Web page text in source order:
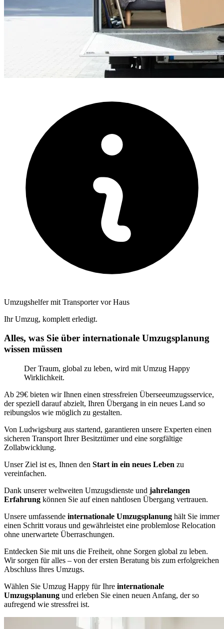
Umzugshelfer mit Transporter vor Haus
Ihr Umzug, komplett erledigt.
Alles, was Sie über internationale Umzugsplanung
wissen müssen
Der Traum, global zu leben, wird mit Umzug Happy
Wirklichkeit.
Ab 29€ bieten wir Ihnen einen stressfreien Überseeumzugsservice,
der speziell darauf abzielt, Ihren Übergang in ein neues Land so
reibungslos wie möglich zu gestalten.
Von Ludwigsburg aus startend, garantieren unsere Experten einen
sicheren Transport Ihrer Besitztümer und eine sorgfältige
Zollabwicklung.
Unser Ziel ist es, Ihnen den Start in ein neues Leben zu
vereinfachen.
Dank unserer weltweiten Umzugsdienste und jahrelangen
Erfahrung können Sie auf einen nahtlosen Übergang vertrauen.
Unsere umfassende internationale Umzugsplanung hält Sie immer
einen Schritt voraus und gewährleistet eine problemlose Relocation
ohne unerwartete Überraschungen.
Entdecken Sie mit uns die Freiheit, ohne Sorgen global zu leben.
Wir sorgen für alles – von der ersten Beratung bis zum erfolgreichen
Abschluss Ihres Umzugs.
Wählen Sie Umzug Happy für Ihre internationale
Umzugsplanung und erleben Sie einen neuen Anfang, der so
aufregend wie stressfrei ist.